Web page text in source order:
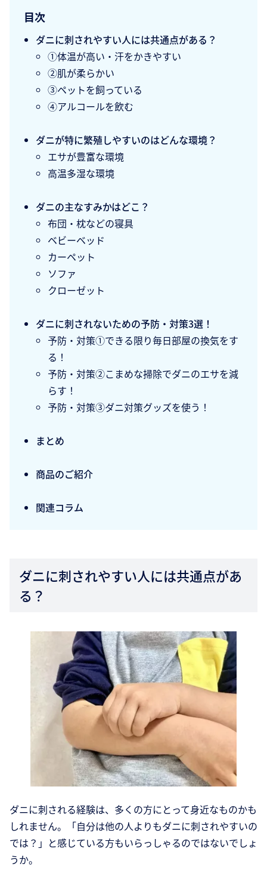
目次
ダニに刺されやすい人には共通点がある？
①体温が高い・汗をかきやすい
②肌が柔らかい
③ペットを飼っている
④アルコールを飲む
ダニが特に繁殖しやすいのはどんな環境？
エサが豊富な環境
高温多湿な環境
ダニの主なすみかはどこ？
布団・枕などの寝具
ベビーベッド
カーペット
ソファ
クローゼット
ダニに刺されないための予防・対策3選！
予防・対策①できる限り毎日部屋の換気をす
る！
予防・対策②こまめな掃除でダニのエサを減
らす！
予防・対策③ダニ対策グッズを使う！
まとめ
商品のご紹介
関連コラム
ダニに刺されやすい人には共通点があ
る？
ダニに刺される経験は、多くの方にとって身近なものかも
しれません。「自分は他の人よりもダニに刺されやすいの
では？」と感じている方もいらっしゃるのではないでしょ
うか。